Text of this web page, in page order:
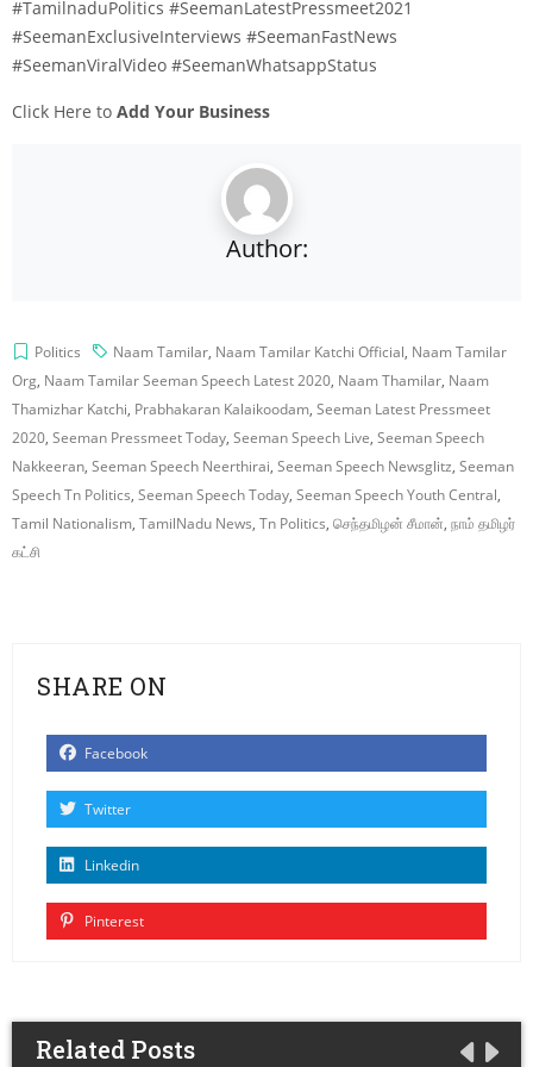
#TamilnaduPolitics #SeemanLatestPressmeet2021
#SeemanExclusiveInterviews #SeemanFastNews
#SeemanViralVideo #SeemanWhatsappStatus
Click Here to Add Your Business
Author:
Politics Naam Tamilar, Naam Tamilar Katchi Official, Naam Tamilar
Org, Naam Tamilar Seeman Speech Latest 2020, Naam Thamilar, Naam
Thamizhar Katchi, Prabhakaran Kalaikoodam, Seeman Latest Pressmeet
2020, Seeman Pressmeet Today, Seeman Speech Live, Seeman Speech
Nakkeeran, Seeman Speech Neerthirai, Seeman Speech Newsglitz, Seeman
Speech Tn Politics, Seeman Speech Today, Seeman Speech Youth Central,
Tamil Nationalism, TamilNadu News, Tn Politics, செந்தமிழன் சீமான், நாம் தமிழர்
கட்சி
SHARE ON
Facebook
Twitter
Linkedin
Pinterest
Related Posts